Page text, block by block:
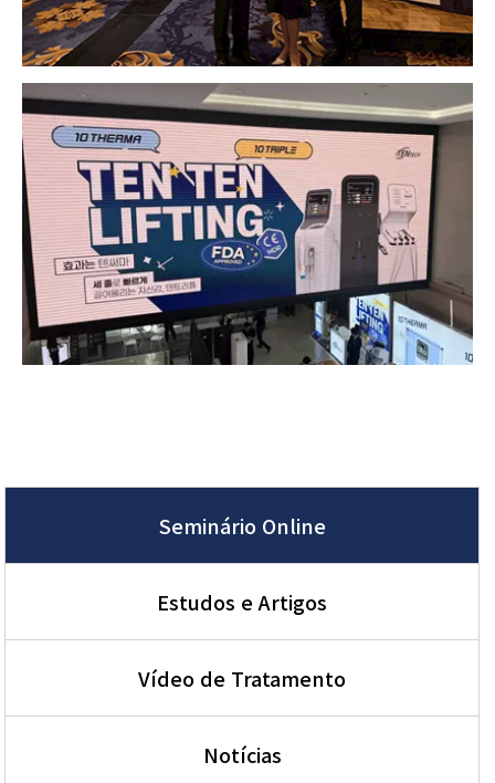
Seminário Online
Estudos e Artigos
Vídeo de Tratamento
Notícias